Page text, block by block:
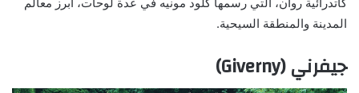
المدينة والمنطقة السيحية.
جيفرني (Giverny)